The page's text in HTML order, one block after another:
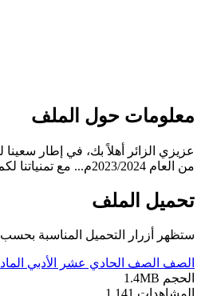
معلومات حول الملف
عزيزي الزائر أهلاً بك، في إطار سعينا
من العام 2023/2024م... مع تمنياتنا لكم بالنجاح والتفوق الدائم.
تحميل الملف
ستظهر أزرار التحميل المناسبة بحسب
الصف الصف الحادي عشر الأدبي
الحجم 1.4MB